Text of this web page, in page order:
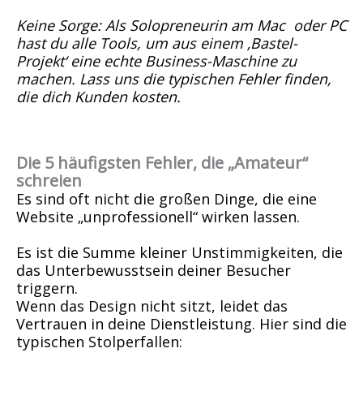
Keine Sorge: Als Solopreneurin am Mac oder PC
hast du alle Tools, um aus einem ‚Bastel-
Projekt‘ eine echte Business-Maschine zu
machen. Lass uns die typischen Fehler finden,
die dich Kunden kosten.
Die 5 häufigsten Fehler, die „Amateur“
schreien
Es sind oft nicht die großen Dinge, die eine
Website „unprofessionell“ wirken lassen.
Es ist die Summe kleiner Unstimmigkeiten, die
das Unterbewusstsein deiner Besucher
triggern.
Wenn das Design nicht sitzt, leidet das
Vertrauen in deine Dienstleistung. Hier sind die
typischen Stolperfallen: